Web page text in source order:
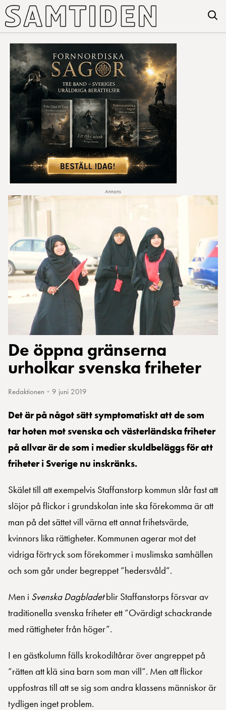
Annons
De öppna gränserna
urholkar svenska friheter
Redaktionen • 9 juni 2019
Det är på något sätt symptomatiskt att de som
tar hoten mot svenska och västerländska friheter
på allvar är de som i medier skuldbeläggs för att
friheter i Sverige nu inskränks.
Skälet till att exempelvis Staffanstorp kommun slår fast att
slöjor på flickor i grundskolan inte ska förekomma är att
man på det sättet vill värna ett annat frihetsvärde,
kvinnors lika rättigheter. Kommunen agerar mot det
vidriga förtryck som förekommer i muslimska samhällen
och som går under begreppet ”hedersvåld”.
Men i Svenska Dagbladetblir Staffanstorps försvar av
traditionella svenska friheter ett ”Ovärdigt schackrande
med rättigheter från höger”.
I en gästkolumn fälls krokodiltårar över angreppet på
”rätten att klä sina barn som man vill”. Men att flickor
uppfostras till att se sig som andra klassens människor är
tydligen inget problem.